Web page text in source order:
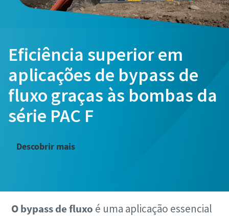
Eficiência superior em
aplicações de bypass de
fluxo graças às bombas da
série PAC F
Descobrir mais
O bypass de fluxo é uma aplicação essencial